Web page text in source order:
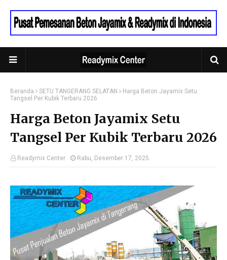
Beranda SETU TANGERANG SELATAN
Harga Beton Jayamix Setu
Tangsel Per Kubik Terbaru 2026
Harga Beton Jayamix Setu
Tangsel Per Kubik Terbaru 2026
Readymix Center Rabu, Desember 17, 2025